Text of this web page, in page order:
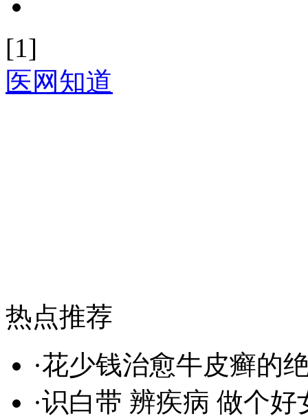
[1]
医网知道
热点推荐
·花少钱治愈牛皮癣的
·识白带 辨疾病 做个好